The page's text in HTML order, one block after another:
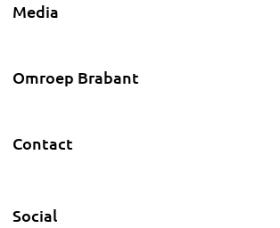
Media
Omroep Brabant
Contact
Social